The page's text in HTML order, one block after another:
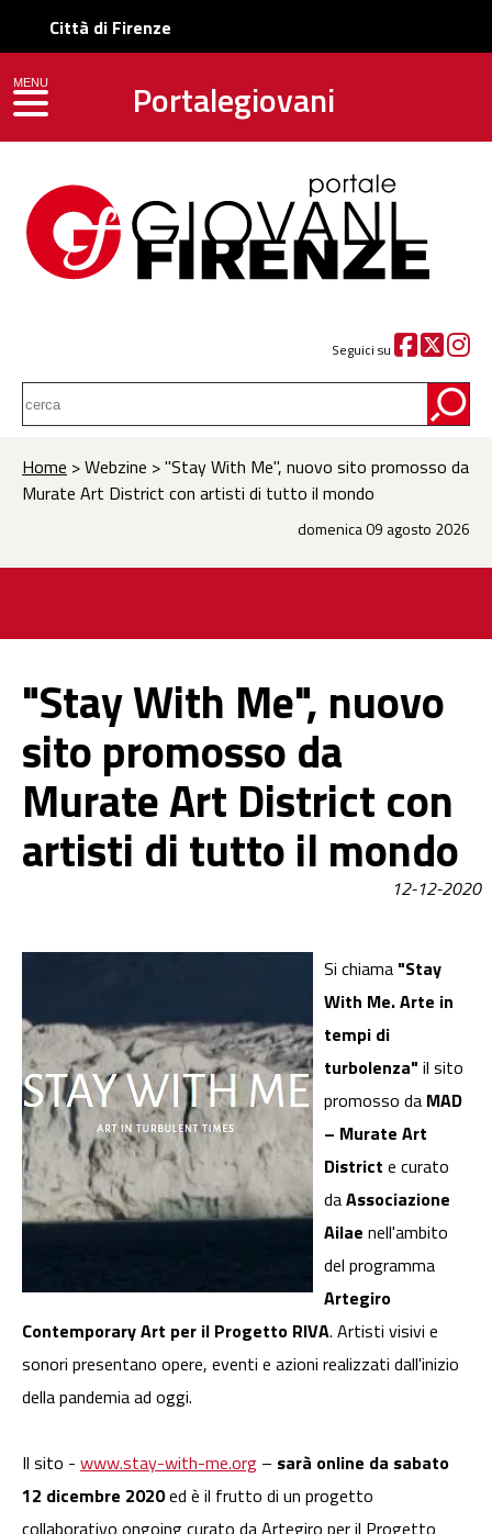
Città di Firenze
Portalegiovani
Seguici su
MENU
toggle navigation
Home > Webzine > "Stay With Me", nuovo sito promosso da
Murate Art District con artisti di tutto il mondo
domenica 09 agosto 2026
"Stay With Me", nuovo
sito promosso da
Murate Art District con
artisti di tutto il mondo
12-12-2020
Si chiama "Stay
With Me. Arte in
tempi di
turbolenza" il sito
promosso da MAD
– Murate Art
District e curato
daAssociazione
Ailae nell'ambito
del programma
Artegiro
Contemporary Art per il Progetto RIVA. Artisti visivi e
sonori presentano opere, eventi e azioni realizzati dall'inizio
della pandemia ad oggi.
Il sito - www.stay-with-me.org – sarà online da sabato
12 dicembre 2020ed è il frutto di un progetto
collaborativo ongoing curato da Artegiro per il Progetto